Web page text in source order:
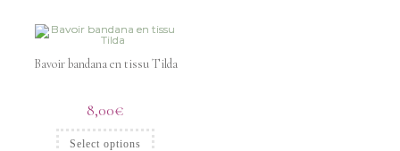
Bavoir bandana en tissu Tilda
8,00€
Select options